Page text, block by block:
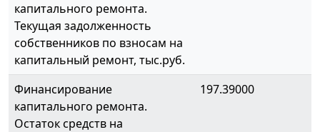
капитального ремонта.
Текущая задолженность
собственников по взносам на
капитальный ремонт, тыс.руб.
Финансирование
капитального ремонта.
Остаток средств на
197.39000